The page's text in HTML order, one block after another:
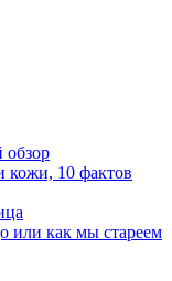
обзор
кожи, 10 фактов
или как мы стареем